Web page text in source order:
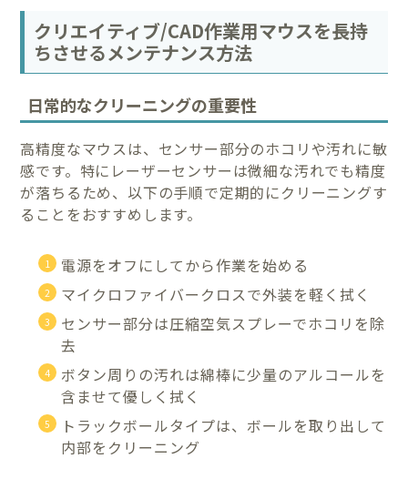
クリエイティブ/CAD作業用マウスを長持
ちさせるメンテナンス方法
日常的なクリーニングの重要性
高精度なマウスは、センサー部分のホコリや汚れに敏
感です。特にレーザーセンサーは微細な汚れでも精度
が落ちるため、以下の手順で定期的にクリーニングす
ることをおすすめします。
電源をオフにしてから作業を始める
マイクロファイバークロスで外装を軽く拭く
センサー部分は圧縮空気スプレーでホコリを除
去
ボタン周りの汚れは綿棒に少量のアルコールを
含ませて優しく拭く
トラックボールタイプは、ボールを取り出して
内部をクリーニング